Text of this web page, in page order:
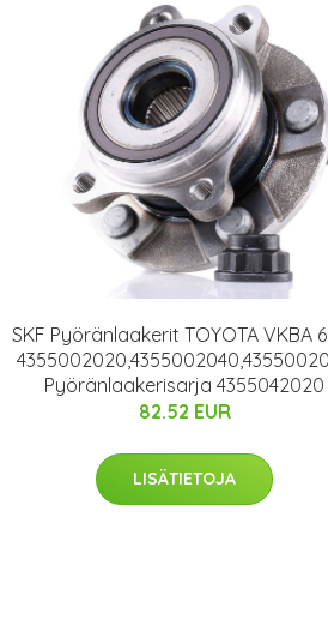
SKF Pyöränlaakerit TOYOTA VKBA
Pyöränlaakerisarja 4355042020
82.52 EUR
LISÄTIETOJA